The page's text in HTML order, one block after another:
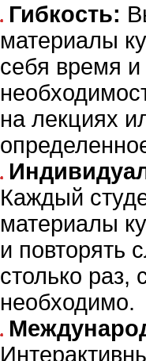
Гибкость:
материалы
себя время
на лекциях
Каждый
материалы
и повторять
столько раз,
необходимо.